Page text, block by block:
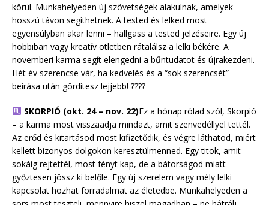
körül. Munkahelyeden új szövetségek alakulnak, amelyek
hosszú távon segíthetnek. A tested és lelked most
egyensúlyban akar lenni – hallgass a tested jelzéseire. Egy új
hobbiban vagy kreatív ötletben rátalálsz a lelki békére. A
novemberi karma segít elengedni a bűntudatot és újrakezdeni.
Hét év szerencse vár, ha kedvelés és a “sok szerencsét”
beírása után gördítesz lejjebb! ????
SKORPIÓ (okt. 24 – nov. 22)Ez a hónap rólad szól, Skorpió
– a karma most visszaadja mindazt, amit szenvedéllyel tettél.
Az erőd és kitartásod most kifizetődik, és végre láthatod, miért
kellett bizonyos dolgokon keresztülmenned. Egy titok, amit
sokáig rejtettél, most fényt kap, de a bátorságod miatt
győztesen jössz ki belőle. Egy új szerelem vagy mély lelki
kapcsolat hozhat forradalmat az életedbe. Munkahelyeden a